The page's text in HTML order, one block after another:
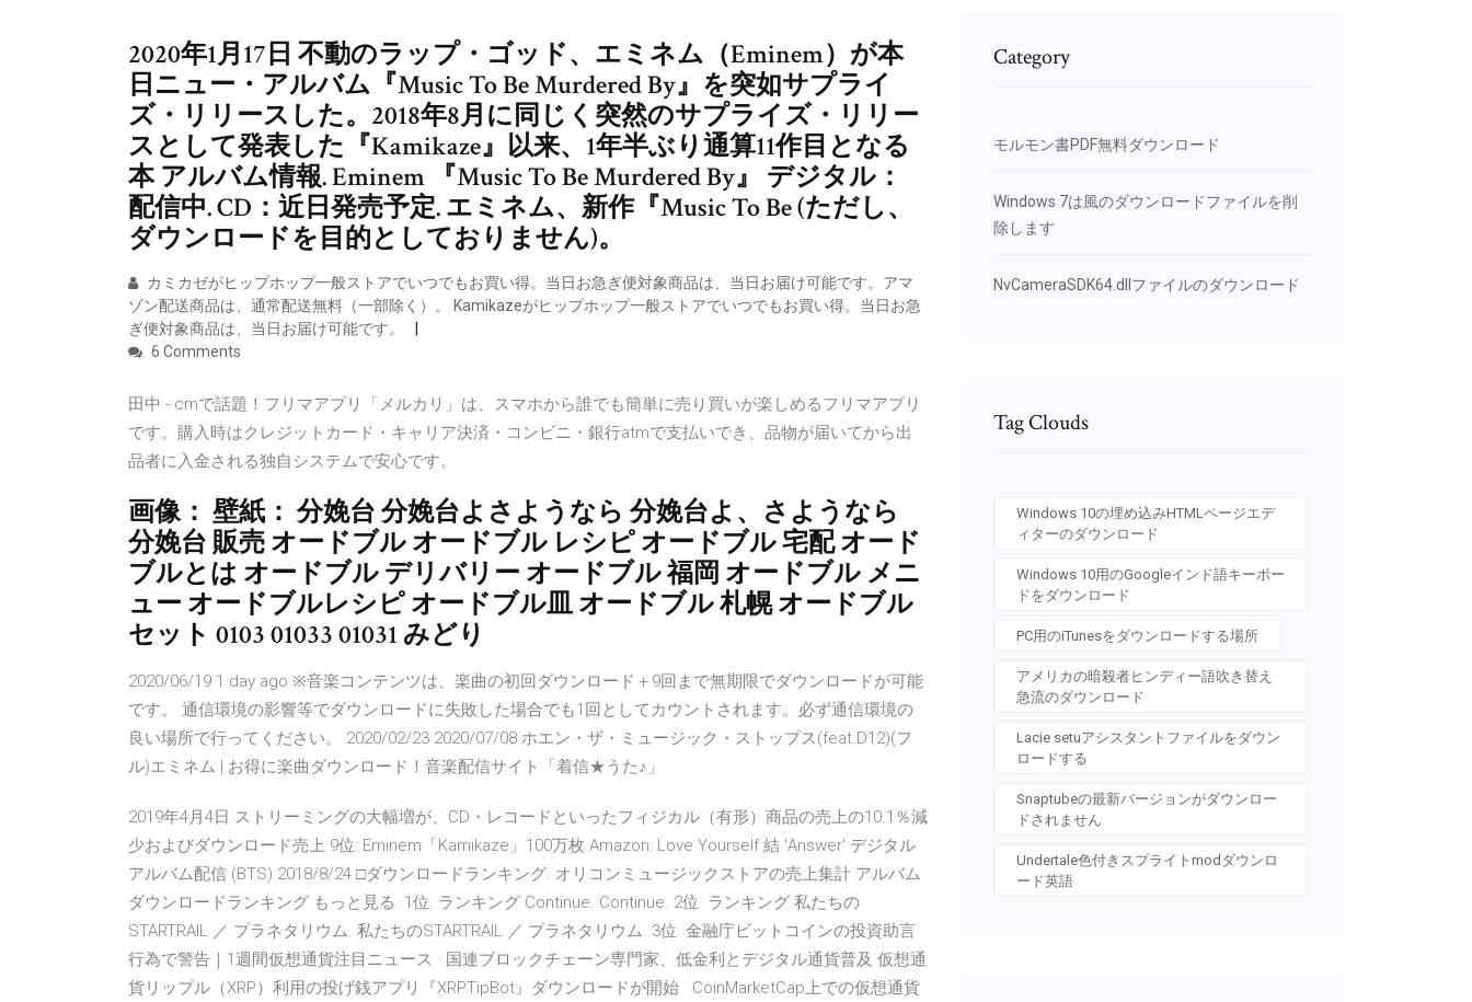
2020年1月17日 不動のラップ・ゴッド、エミネム（Eminem）が本
日ニュー・アルバム『Music To Be Murdered By』を突如サプライ
ズ・リリースした。2018年8月に同じく突然のサプライズ・リリー
スとして発表した『Kamikaze』以来、1年半ぶり通算11作目となる
本 アルバム情報. Eminem 『Music To Be Murdered By』 デジタル：
配信中. CD：近日発売予定. エミネム、新作『Music To Be (ただし、
ダウンロードを目的としておりません)。
カミカゼがヒップホップ一般ストアでいつでもお買い得。当日お急ぎ便対象商品は、当日お届け可能です。アマ
ゾン配送商品は、通常配送無料（一部除く）。 Kamikazeがヒップホップ一般ストアでいつでもお買い得。当日お急
ぎ便対象商品は、当日お届け可能です。
6 Comments
田中 - cmで話題！フリマアプリ「メルカリ」は、スマホから誰でも簡単に売り買いが楽しめるフリマアプリ
です。購入時はクレジットカード・キャリア決済・コンビニ・銀行atmで支払いでき、品物が届いてから出
品者に入金される独自システムで安心です。
画像： 壁紙： 分娩台 分娩台よさようなら 分娩台よ、さようなら
分娩台 販売 オードブル オードブル レシピ オードブル 宅配 オード
ブルとは オードブル デリバリー オードブル 福岡 オードブル メニ
ュー オードブルレシピ オードブル皿 オードブル 札幌 オードブル
セット 0103 01033 01031 みどり
2020/06/19 1 day ago ※音楽コンテンツは、楽曲の初回ダウンロード＋9回まで無期限でダウンロードが可能
です。 通信環境の影響等でダウンロードに失敗した場合でも1回としてカウントされます。必ず通信環境の
良い場所で行ってください。 2020/02/23 2020/07/08 ホエン・ザ・ミュージック・ストップス(feat.D12)(フ
ル)エミネム | お得に楽曲ダウンロード！音楽配信サイト「着信★うた♪」
2019年4月4日 ストリーミングの大幅増が、CD・レコードといったフィジカル（有形）商品の売上の10.1％減
少およびダウンロード売上 9位: Eminem「Kamikaze」100万枚 Amazon: Love Yourself 結 'Answer' デジタル
アルバム配信 (BTS) 2018/8/24 □ダウンロードランキング. オリコンミュージックストアの売上集計 アルバム
ダウンロードランキング もっと見る. 1位. ランキング Continue. Continue. 2位. ランキング 私たちの
STARTRAIL ／ プラネタリウム. 私たちのSTARTRAIL ／ プラネタリウム. 3位. 金融庁ビットコインの投資助言
行為で警告｜1週間仮想通貨注目ニュース · 国連ブロックチェーン専門家、低金利とデジタル通貨普及 仮想通
貨リップル（XRP）利用の投げ銭アプリ『XRPTipBot』ダウンロードが開始 · CoinMarketCap上での仮想通貨
Category
モルモン書PDF無料ダウンロード
Windows 7は風のダウンロードファイルを削
除します
NvCameraSDK64.dllファイルのダウンロード
Tag Clouds
Windows 10の埋め込みHTMLページエデ
ィターのダウンロード
Windows 10用のGoogleインド語キーボー
ドをダウンロード
PC用のiTunesをダウンロードする場所
アメリカの暗殺者ヒンディー語吹き替え
急流のダウンロード
Lacie setuアシスタントファイルをダウン
ロードする
Snaptubeの最新バージョンがダウンロー
ドされません
Undertale色付きスプライトmodダウンロ
ード英語